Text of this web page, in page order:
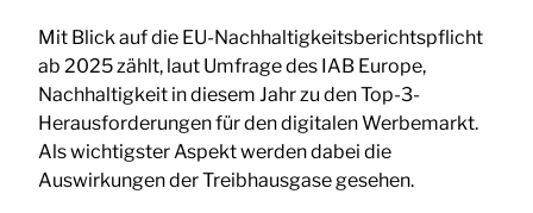
Mit Blick auf die EU-Nachhaltigkeitsberichtspflicht
ab 2025 zählt, laut Umfrage des IAB Europe,
Nachhaltigkeit in diesem Jahr zu den Top-3-
Herausforderungen für den digitalen Werbemarkt.
Als wichtigster Aspekt werden dabei die
Auswirkungen der Treibhausgase gesehen.